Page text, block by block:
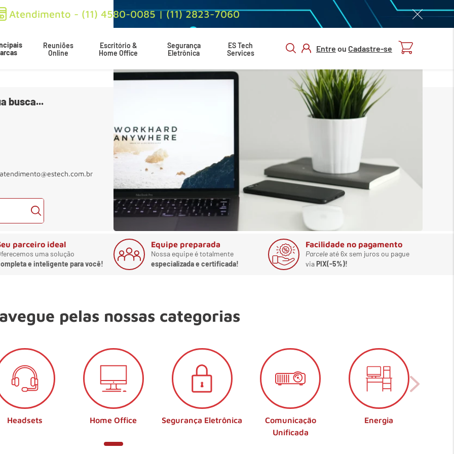
Atendimento - (11) 4580-0085 | (11) 2823-7060
Reuniões
Online
Escritório &
Home Office
Segurança
Eletrônica
ES Tech
Services
Entre ou Cadastre-se
CADASTRAR
busca...
atendimento@estech.com.br
parceiro ideal
uma solução
e inteligente para você!
Equipe preparada
Nossa equipe é totalmente
especializada e certificada!
Facilidade no pagamento
Parceleaté 6x sem juros ou pague
viaPIX(-5%)!
pelas nossas categorias
Headsets Home Office Segurança Eletrônica
Comunicação
Unificada
Energia